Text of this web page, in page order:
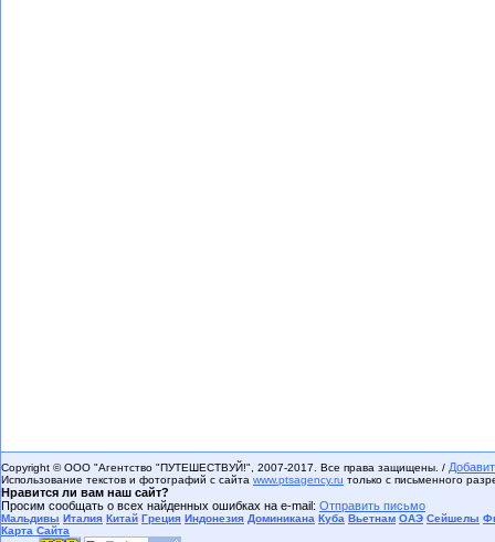
Copyright © ООО "Агентство "ПУТЕШЕСТВУЙ!", 2007-2017. Все права защищены. /
Использование текстов и фотографий с сайта www.ptsagency.ru только с письменного
Нравится ли вам наш сайт?
Просим сообщать о всех найденных ошибках на e-mail: Отправить письмо
Мальдивы Италия Китай Греция Индонезия Доминикана Куба Вьетнам ОАЭ Сейшелы
Карта Сайта